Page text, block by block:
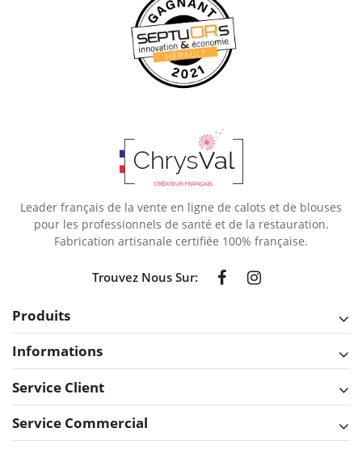
Leader français de la vente en ligne de calots et de blouses
pour les professionnels de santé et de la restauration.
Fabrication artisanale certifiée 100% française.
Trouvez Nous Sur:
Produits
Informations
Service Client
Service Commercial